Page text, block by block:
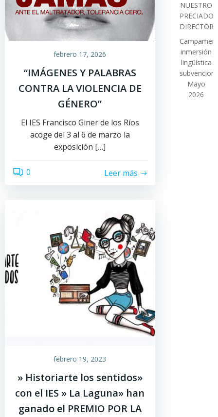
febrero 17, 2026
“IMÁGENES Y PALABRAS
CONTRA LA VIOLENCIA DE
GÉNERO”
El IES Francisco Giner de los Ríos
acoge del 3 al 6 de marzo la
exposición […]
0 Leer más
febrero 19, 2023
» Historiarte los sentidos»
con el IES » La Laguna» han
ganado el PREMIO POR LA
NUESTRO
PRECIADO
DIRECTOR
inmersión
lingüística
Mayo
2026